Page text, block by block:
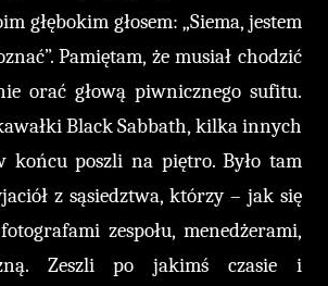
głębokim głosem: „Siema, jestem
Pamiętam, że musiał chodzić
orać głową piwnicznego sufitu.
Black Sabbath, kilka innych
końcu poszli na piętro. Było tam
z sąsiedztwa, którzy – jak się
zespołu, menedżerami,
Zeszli po jakimś czasie i